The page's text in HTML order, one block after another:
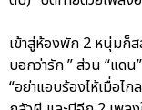
เข้าสู่ห้องพัก 2 หนุ่มก็
บอกว่ารัก ” ส่วน “แดน
“อย่าแอบร้องไห้เมื่อไ